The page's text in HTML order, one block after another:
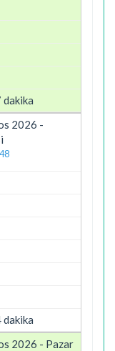
dakika
2026 -
dakika
2026 - Pazar